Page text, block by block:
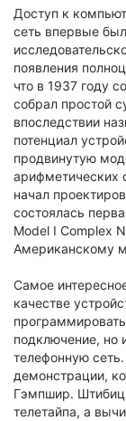
Доступ к
сеть впервые
появления
что в 1937 году
собрал простой
впоследствии
потенциал
продвинутую
арифметических
начал
состоялась
Model I Complex
Американскому
Самое
качестве
подключение, но
телефонную
демонстрации,
Гэмпшир.
телетайпа, а